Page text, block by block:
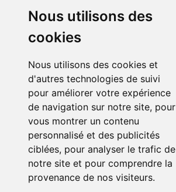
Nous utilisons des
cookies
Nous utilisons des cookies et
d'autres technologies de suivi
pour améliorer votre expérience
de navigation sur notre site, pour
vous montrer un contenu
personnalisé et des publicités
ciblées, pour analyser le trafic de
notre site et pour comprendre la
provenance de nos visiteurs.
16.80€ 0
Case - Pochette protection Switch Animal Crossing
4.70€